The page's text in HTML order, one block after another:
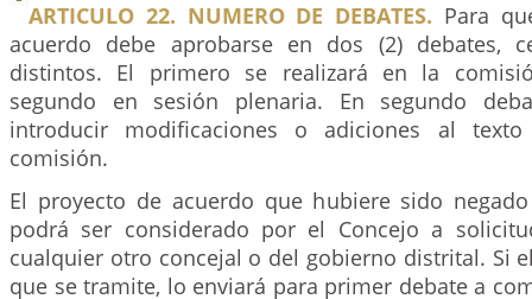
ARTICULO 22. NUMERO DE DEBATES. Para
acuerdo debe aprobarse en dos (2) debates,
distintos. El primero se realizará en la
segundo en sesión plenaria. En segundo
introducir modificaciones o adiciones al
comisión.
El proyecto de acuerdo que hubiere sido
podrá ser considerado por el Concejo a
cualquier otro concejal o del gobierno distrital. Si
que se tramite, lo enviará para primer debate a